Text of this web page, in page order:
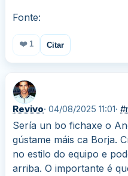
Fonte:
❤️ 1 Citar
Revivo· 04/08/2025 11:01·
Sería un bo fichaxe o
gústame máis ca Borja.
no estilo do equipo e
arriba. O importante é